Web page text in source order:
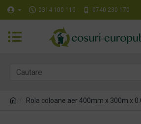
0314 100 110 0740 230 170
Rola coloane aer 400mm x 300m x